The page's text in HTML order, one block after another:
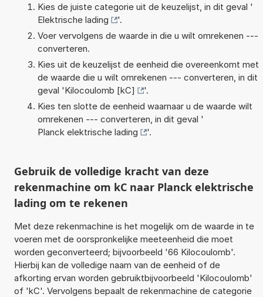
Kies de juiste categorie uit de keuzelijst, in dit geval '
Elektrische lading
'.
Voer vervolgens de waarde in die u wilt omrekenen ---
converteren.
Kies uit de keuzelijst de eenheid die overeenkomt met
de waarde die u wilt omrekenen --- converteren, in dit
geval 'Kilocoulomb [kC]
'.
Kies ten slotte de eenheid waarnaar u de waarde wilt
omrekenen --- converteren, in dit geval '
Planck elektrische lading
'.
Gebruik de volledige kracht van deze
rekenmachine om kC naar Planck elektrische
lading om te rekenen
Met deze rekenmachine is het mogelijk om de waarde in te
voeren met de oorspronkelijke meeteenheid die moet
worden geconverteerd; bijvoorbeeld '66 Kilocoulomb'.
Hierbij kan de volledige naam van de eenheid of de
afkorting ervan worden gebruiktbijvoorbeeld 'Kilocoulomb'
of 'kC'. Vervolgens bepaalt de rekenmachine de categorie